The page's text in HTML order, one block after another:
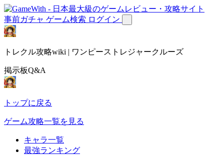
事前ガチャ ゲーム検索 ログイン
トレクル攻略wiki | ワンピーストレジャークルーズ
掲示板Q&A
トップに戻る
ゲーム攻略一覧を見る
キャラ一覧
最強ランキング